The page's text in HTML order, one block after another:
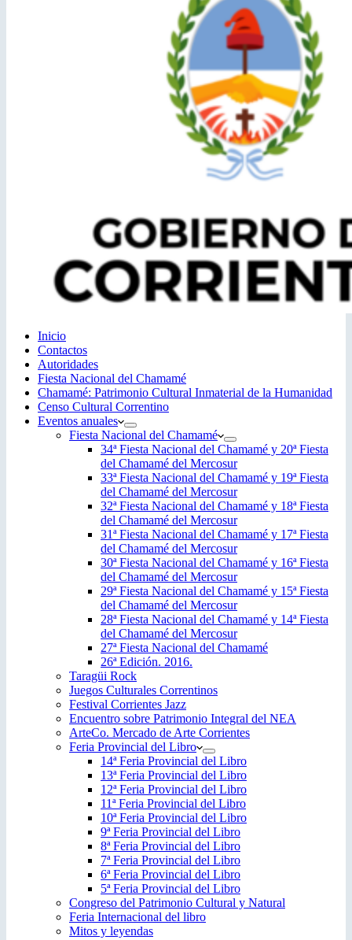
Inicio
Contactos
Autoridades
Fiesta Nacional del Chamamé
Chamamé: Patrimonio Cultural Inmaterial de la Humanidad
Censo Cultural Correntino
Eventos anuales
Fiesta Nacional del Chamamé
34ª Fiesta Nacional del Chamamé y 20ª Fiesta
del Chamamé del Mercosur
33ª Fiesta Nacional del Chamamé y 19ª Fiesta
del Chamamé del Mercosur
32ª Fiesta Nacional del Chamamé y 18ª Fiesta
del Chamamé del Mercosur
31ª Fiesta Nacional del Chamamé y 17ª Fiesta
del Chamamé del Mercosur
30ª Fiesta Nacional del Chamamé y 16ª Fiesta
del Chamamé del Mercosur
29ª Fiesta Nacional del Chamamé y 15ª Fiesta
del Chamamé del Mercosur
28ª Fiesta Nacional del Chamamé y 14ª Fiesta
del Chamamé del Mercosur
27ª Fiesta Nacional del Chamamé
26ª Edición. 2016.
Taragüi Rock
Juegos Culturales Correntinos
Festival Corrientes Jazz
Encuentro sobre Patrimonio Integral del NEA
ArteCo. Mercado de Arte Corrientes
Feria Provincial del Libro
14ª Feria Provincial del Libro
13ª Feria Provincial del Libro
12ª Feria Provincial del Libro
11ª Feria Provincial del Libro
10ª Feria Provincial del Libro
9ª Feria Provincial del Libro
8ª Feria Provincial del Libro
7ª Feria Provincial del Libro
6ª Feria Provincial del Libro
5ª Feria Provincial del Libro
Congreso del Patrimonio Cultural y Natural
Feria Internacional del libro
Mitos y leyendas